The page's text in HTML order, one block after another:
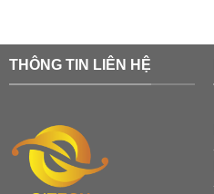
THÔNG TIN LIÊN HỆ